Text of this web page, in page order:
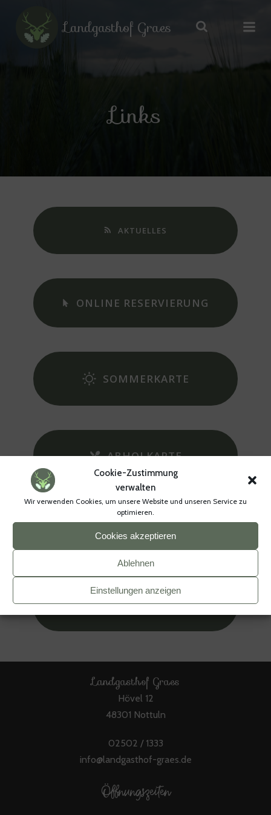
Cookie-Zustimmung
verwalten
Wir verwenden Cookies, um unsere Website und unseren Service zu
optimieren.
Cookies akzeptieren
Ablehnen
Einstellungen anzeigen
Inhalt
springen
Landgasthof Graes
Links
AKTUELLES
ONLINE RESERVIERUNG
SOMMERKARTE
ABHOLKARTE
WILDBUFFET
STELLENANZEIGEN
Landgasthof Graes
Hövel 12
48301 Nottuln
02502 / 1333
info@landgasthof-graes.de
Öffnungszeiten